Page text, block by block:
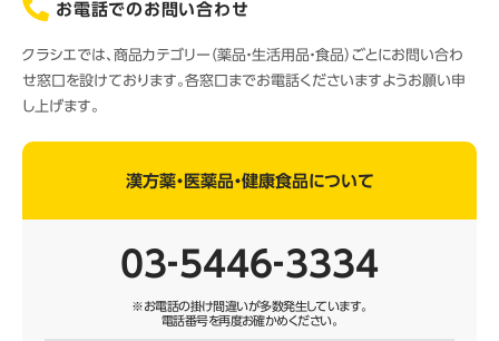
お電話でのお問い合わせ
クラシエでは、商品カテゴリー（薬品・生活用品・食品）ごとにお問い合わ
せ窓口を設けております。各窓口までお電話くださいますようお願い申
し上げます。
漢方薬・医薬品・健康食品について
03‐5446‐3334
※お電話の掛け間違いが多数発生しています。
電話番号を再度お確かめください。